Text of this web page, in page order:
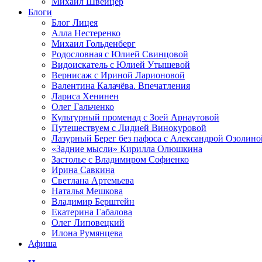
Блоги
Блог Лицея
Алла Нестеренко
Михаил Гольденберг
Родословная с Юлией Свинцовой
Видоискатель с Юлией Утышевой
Вернисаж с Ириной Ларионовой
Валентина Калачёва. Впечатления
Лариса Хенинен
Олег Гальченко
Культурный променад с Зоей Арнаутовой
Путешествуем с Лидией Винокуровой
Лазурный Берег без пафоса с Александрой
«Задние мысли» Кирилла Олюшкина
Застолье с Владимиром Софиенко
Ирина Савкина
Светлана Артемьева
Наталья Мешкова
Владимир Берштейн
Екатерина Габалова
Олег Липовецкий
Илона Румянцева
Афиша